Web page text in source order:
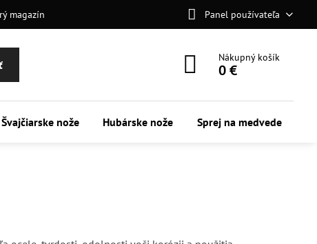
magazín Panel používateľa
Nákupný košík
0 €
Švajčiarske nože Hubárske nože Sprej na medvede